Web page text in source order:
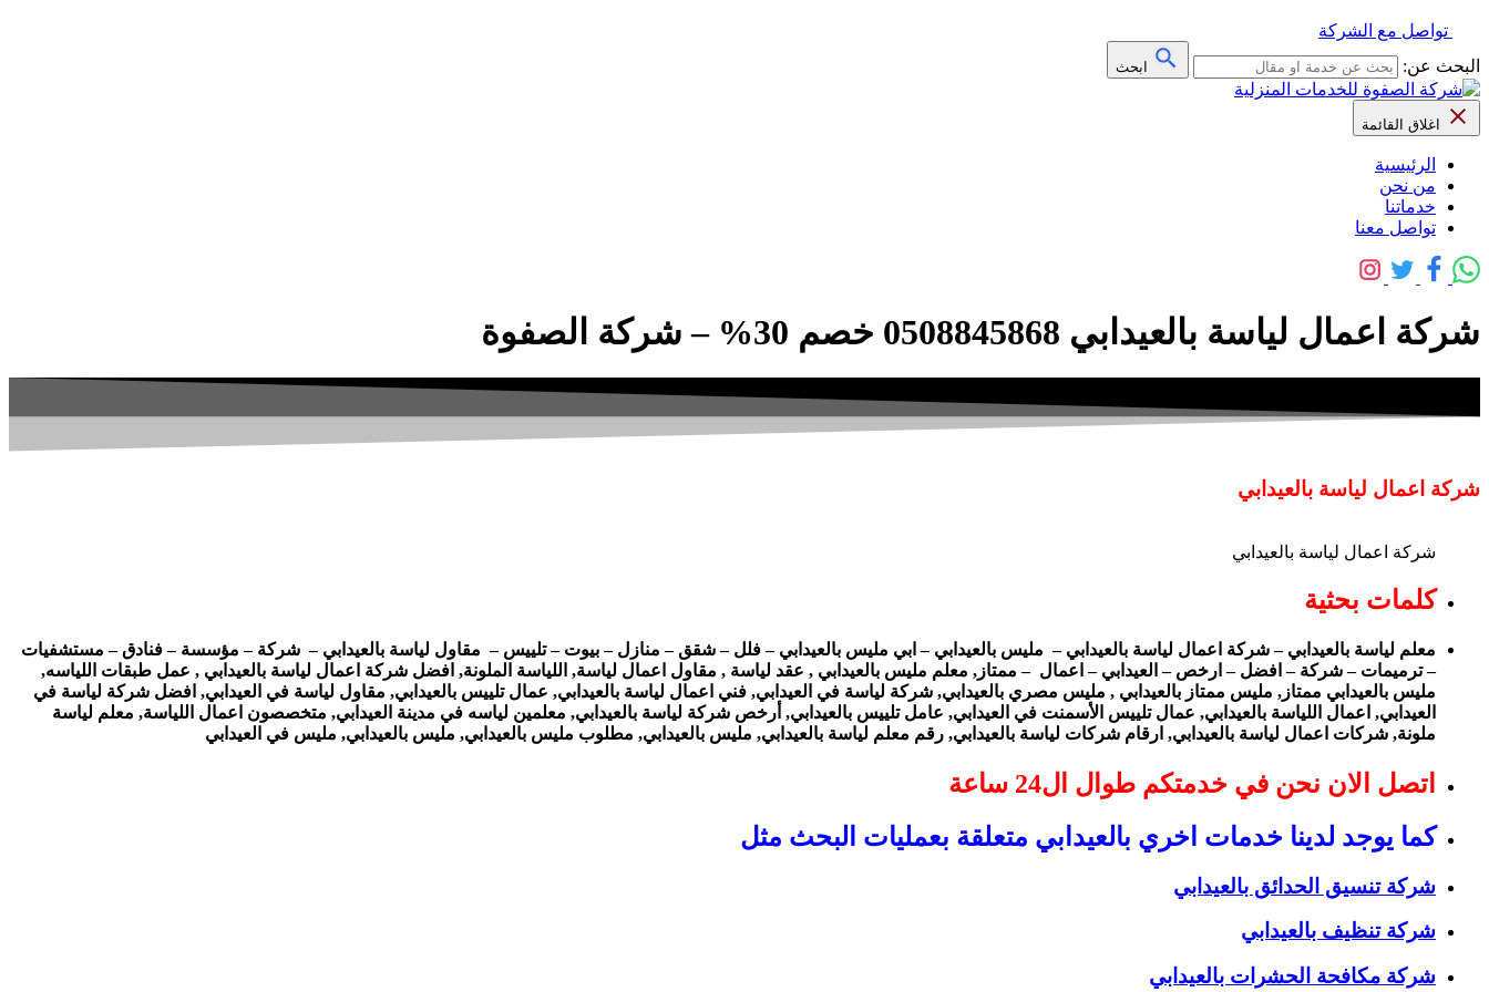
تواصل مع الشركة
البحث عن:
ابحث
اغلاق القائمة
الرئيسية
من نحن
خدماتنا
تواصل معنا
شركة اعمال لياسة بالعيدابي 0508845868 خصم 30% – شركة الصفوة
شركة اعمال لياسة بالعيدابي
شركة اعمال لياسة بالعيدابي
كلمات بحثية
معلم لياسة بالعيدابي – شركة اعمال لياسة بالعيدابي – مليس بالعيدابي – ابي مليس بالعيدابي – فلل – شقق – منازل – بيوت – تلييس – مقاول لياسة بالعيدابي – شركة – مؤسسة – فنادق – مستشفيات
– ترميمات – شركة – افضل – ارخص – العيدابي – اعمال – ممتاز, معلم مليس بالعيدابي , عقد لياسة , مقاول اعمال لياسة, اللياسة الملونة, افضل شركة اعمال لياسة بالعيدابي , عمل طبقات اللياسه,
مليس بالعيدابي ممتاز, مليس ممتاز بالعيدابي , مليس مصري بالعيدابي, شركة لياسة في العيدابي, فني اعمال لياسة بالعيدابي, عمال تلييس بالعيدابي, مقاول لياسة في العيدابي, افضل شركة لياسة في
العيدابي, اعمال اللياسة بالعيدابي, عمال تلييس الأسمنت في العيدابي, عامل تلييس بالعيدابي, أرخص شركة لياسة بالعيدابي, معلمين لياسه في مدينة العيدابي, متخصصون اعمال اللياسة, معلم لياسة
ملونة, شركات اعمال لياسة بالعيدابي, ارقام شركات لياسة بالعيدابي, رقم معلم لياسة بالعيدابي, مليس بالعيدابي, مطلوب مليس بالعيدابي, مليس بالعيدابي, مليس في العيدابي
اتصل الان نحن في خدمتكم طوال ال24 ساعة
كما يوجد لدينا خدمات اخري بالعيدابي متعلقة بعمليات البحث مثل
شركة تنسيق الحدائق بالعيدابي
شركة تنظيف بالعيدابي
شركة مكافحة الحشرات بالعيدابي